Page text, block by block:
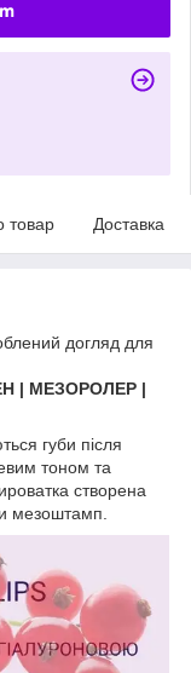
товар Доставка
догляд для
| МЕЗОРОЛЕР |
губи після
тоном та
створена
мезоштамп.